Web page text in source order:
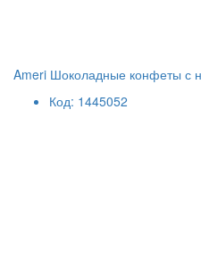
Ameri Шоколадные конфеты с
Код: 1445052